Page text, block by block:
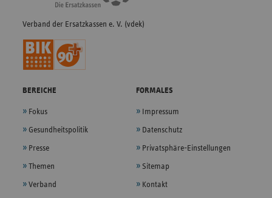
Verband der Ersatzkassen e. V. (vdek)
BEREICHE
Fokus
Gesundheitspolitik
Presse
Themen
Verband
FORMALES
Impressum
Datenschutz
Privatsphäre-Einstellungen
Sitemap
Kontakt